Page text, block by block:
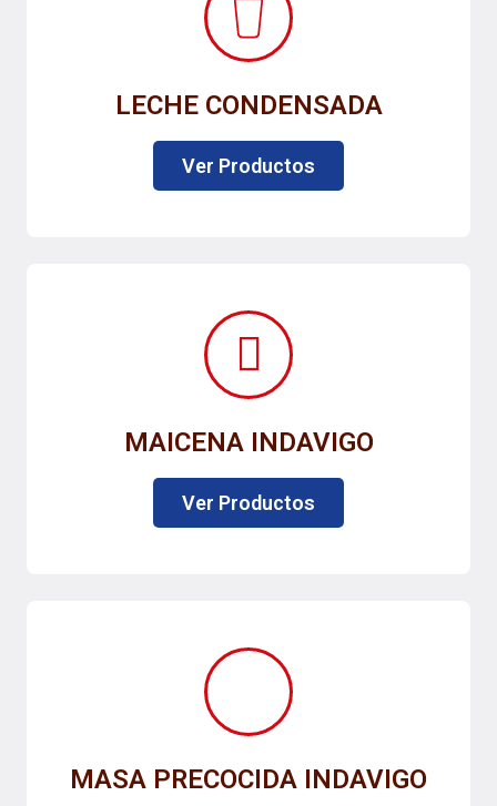
LECHE CONDENSADA
Ver Productos
MAICENA INDAVIGO
Ver Productos
MASA PRECOCIDA INDAVIGO